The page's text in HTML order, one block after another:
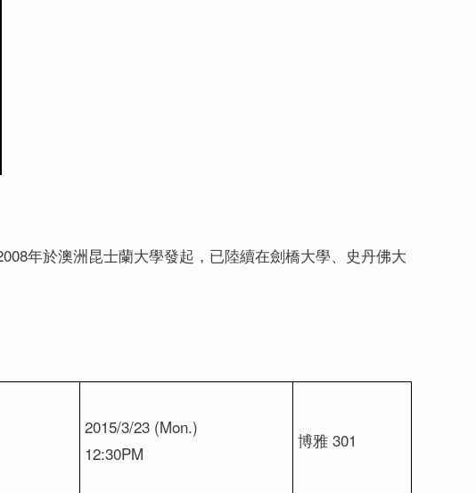
年於澳洲昆士蘭大學發起，已陸續在劍橋大學、史丹佛大
2015/3/23 (Mon.)
12:30PM
博雅 301